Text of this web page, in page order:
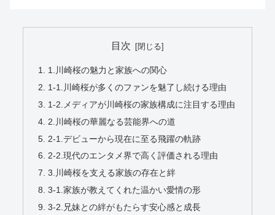
目次
1.川崎桜の魅力と家族への関心
1-1.川崎桜が多くのファンを魅了し続ける理由
1-2.メディアが川崎桜の家族構成に注目する理由
2.川崎桜の華麗なる芸能界への道
2-1.デビューから現在に至る飛躍の軌跡
2-2.現代のエンタメ界で高く評価される理由
3.川崎桜を支える家族の存在と絆
3-1.家族が教えてくれた温かい愛情の形
3-2.兄妹との絆がもたらす安心感と成長